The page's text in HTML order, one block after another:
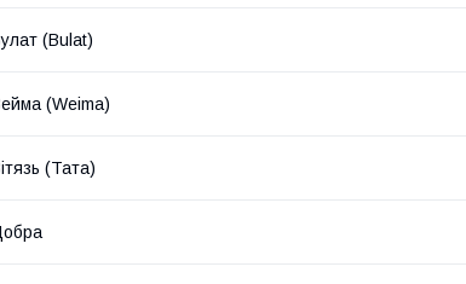
(Bulat)
(Weima)
(Тата)